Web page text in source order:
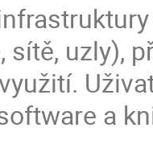
sítě, uzly),
a